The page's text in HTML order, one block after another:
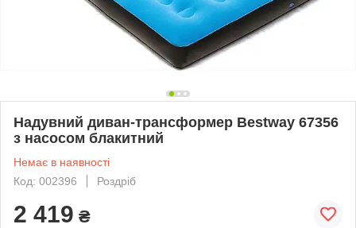
Надувний диван-трансформер Bestway 67356
з насосом блакитний
Немає в наявності
Код: 002396
Роздріб
2 419 ₴